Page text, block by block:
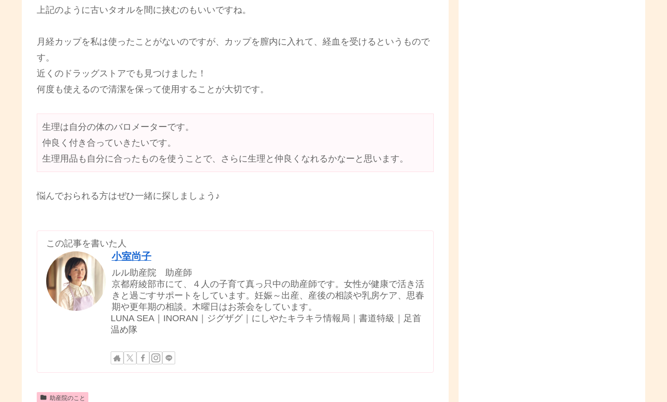
上記のように古いタオルを間に挟むのもいいですね。
月経カップを私は使ったことがないのですが、カップを膣内に入れて、経血を受けるというもので
す。
近くのドラッグストアでも見つけました！
何度も使えるので清潔を保って使用することが大切です。
生理は自分の体のバロメーターです。
仲良く付き合っていきたいです。
生理用品も自分に合ったものを使うことで、さらに生理と仲良くなれるかなーと思います。
悩んでおられる方はぜひ一緒に探しましょう♪
この記事を書いた人
小室尚子
ルル助産院 助産師
京都府綾部市にて、４人の子育て真っ只中の助産師です。女性が健康で活き活
きと過ごすサポートをしています。妊娠～出産、産後の相談や乳房ケア、思春
期や更年期の相談。木曜日はお茶会をしています。
LUNA SEA｜INORAN｜ジグザグ｜にしやたキラキラ情報局｜書道特級｜足首
温め隊
助産院のこと